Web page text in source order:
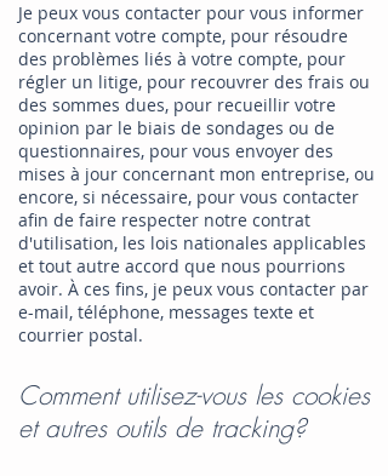
Je peux vous contacter pour vous informer
concernant votre compte, pour résoudre
des problèmes liés à votre compte, pour
régler un litige, pour recouvrer des frais ou
des sommes dues, pour recueillir votre
opinion par le biais de sondages ou de
questionnaires, pour vous envoyer des
mises à jour concernant mon entreprise, ou
encore, si nécessaire, pour vous contacter
afin de faire respecter notre contrat
d'utilisation, les lois nationales applicables
et tout autre accord que nous pourrions
avoir. À ces fins, je peux vous contacter par
e-mail, téléphone, messages texte et
courrier postal.
Comment utilisez-vous les cookies
et autres outils de tracking?